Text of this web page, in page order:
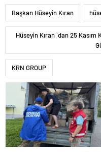
Başkan Hüseyin Kıran
Hüseyin Kıran `dan 25
KRN GROUP